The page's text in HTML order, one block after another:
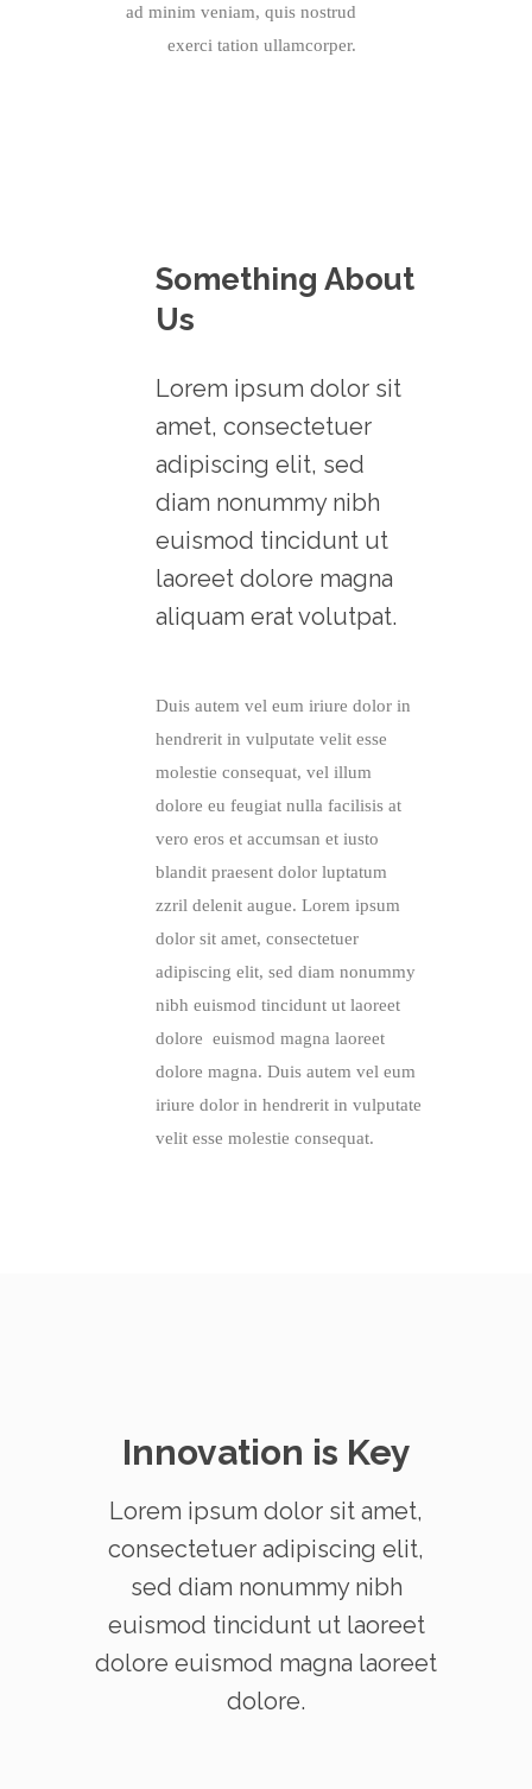
ad minim veniam, quis nostrud
exerci tation ullamcorper.
Something About
Us
Lorem ipsum dolor sit
amet, consectetuer
adipiscing elit, sed
diam nonummy nibh
euismod tincidunt ut
laoreet dolore magna
aliquam erat volutpat.
Duis autem vel eum iriure dolor in
hendrerit in vulputate velit esse
molestie consequat, vel illum
dolore eu feugiat nulla facilisis at
vero eros et accumsan et iusto
blandit praesent dolor luptatum
zzril delenit augue. Lorem ipsum
dolor sit amet, consectetuer
adipiscing elit, sed diam nonummy
nibh euismod tincidunt ut laoreet
dolore euismod magna laoreet
dolore magna. Duis autem vel eum
iriure dolor in hendrerit in vulputate
velit esse molestie consequat.
Innovation is Key
Lorem ipsum dolor sit amet,
consectetuer adipiscing elit,
sed diam nonummy nibh
euismod tincidunt ut laoreet
dolore euismod magna laoreet
dolore.